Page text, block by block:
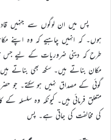
پس میں ان لوگوں سے جنہیں
ہوں۔ کہ انہیں چاہیے کہ وہ اپنے
طرح کہ دینی ضروریات کے لیے جس
مکان بناتے ہیں۔ سکھ بھی بناتے
گوئی کے مصداق نہیں ہو سکتے۔ جو
متعلق فرمائی ہیں۔ کیونکہ وہ سلسلہ
کی مخالفت کی جاتی ہے۔ پس